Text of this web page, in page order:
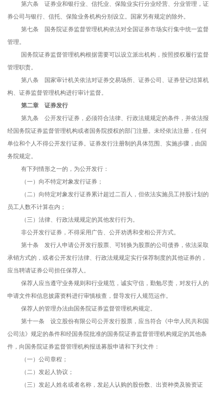
第六条 证券业和银行业、信托业、保险业实行分业经营、分业管理，证
券公司与银行、信托、保险业务机构分别设立。国家另有规定的除外。
第七条 国务院证券监督管理机构依法对全国证券市场实行集中统一监督
管理。
国务院证券监督管理机构根据需要可以设立派出机构，按照授权履行监督
管理职责。
第八条 国家审计机关依法对证券交易场所、证券公司、证券登记结算机
构、证券监督管理机构进行审计监督。
第二章 证券发行
第九条 公开发行证券，必须符合法律、行政法规规定的条件，并依法报
经国务院证券监督管理机构或者国务院授权的部门注册。未经依法注册，任何
单位和个人不得公开发行证券。证券发行注册制的具体范围、实施步骤，由国
务院规定。
有下列情形之一的，为公开发行：
（一）向不特定对象发行证券；
（二）向特定对象发行证券累计超过二百人，但依法实施员工持股计划的
员工人数不计算在内；
（三）法律、行政法规规定的其他发行行为。
非公开发行证券，不得采用广告、公开劝诱和变相公开方式。
第十条 发行人申请公开发行股票、可转换为股票的公司债券，依法采取
承销方式的，或者公开发行法律、行政法规规定实行保荐制度的其他证券的，
应当聘请证券公司担任保荐人。
保荐人应当遵守业务规则和行业规范，诚实守信，勤勉尽责，对发行人的
申请文件和信息披露资料进行审慎核查，督导发行人规范运作。
保荐人的管理办法由国务院证券监督管理机构规定。
第十一条 设立股份有限公司公开发行股票，应当符合《中华人民共和国
公司法》规定的条件和经国务院批准的国务院证券监督管理机构规定的其他条
件，向国务院证券监督管理机构报送募股申请和下列文件：
（一）公司章程；
（二）发起人协议；
（三）发起人姓名或者名称，发起人认购的股份数、出资种类及验资证